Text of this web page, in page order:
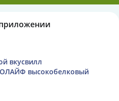
вкусвилл
ОЛАЙФ высокобелковый